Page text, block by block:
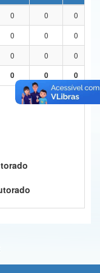
0 0 0
0 0 0
0 0 0
0 0 0